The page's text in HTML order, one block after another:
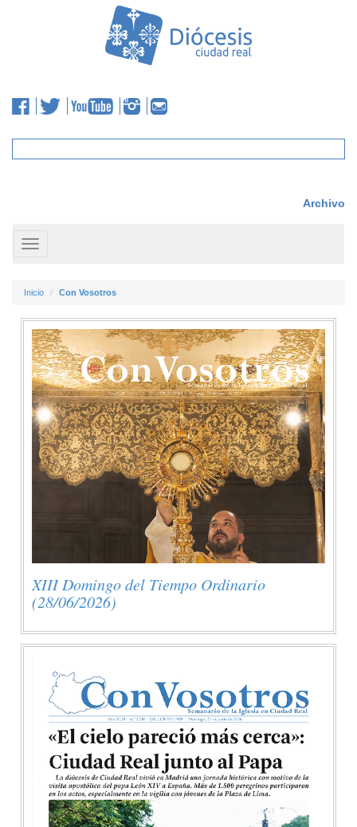
Archivo
Toggle
navigation
Inicio Con Vosotros
XIII Domingo del Tiempo Ordinario
(28/06/2026)